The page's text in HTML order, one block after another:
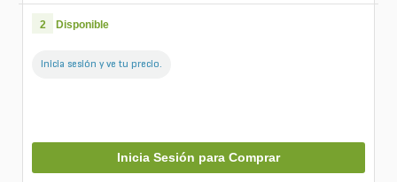
2 Disponible
Inicia sesión y ve tu precio.
Inicia Sesión para Comprar